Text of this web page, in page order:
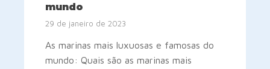
mundo
29 de janeiro de 2023
As marinas mais luxuosas e famosas do
mundo: Quais são as marinas mais